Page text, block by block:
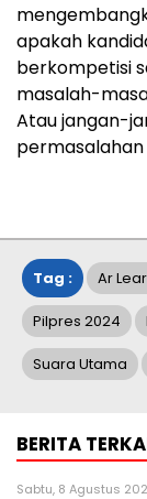
apakah
berkompetisi
masalah-
Atau jangan-
Tag : Ar
Pilpres 2024
Suara Utama
BERITA
Sabtu, 8 Agustus